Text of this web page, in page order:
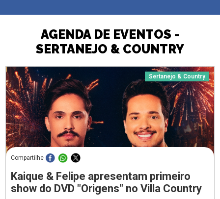
AGENDA DE EVENTOS -
SERTANEJO & COUNTRY
Sertanejo & Country
Compartilhe
Kaique & Felipe apresentam primeiro
show do DVD "Origens" no Villa Country